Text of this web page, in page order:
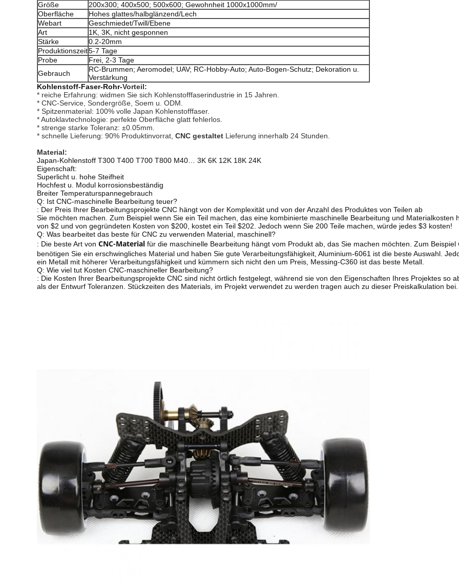
Größe
200x300; 400x500; 500x600; Gewohnheit 1000x1000mm/
Oberfläche
Hohes glattes/halbglänzend/Lech
Webart
Geschmiedet/Twill/Ebene
Art
1K, 3K, nicht gesponnen
Stärke
0.2-20mm
Produktionszeit5-7 Tage
Probe
Frei, 2-3 Tage
Gebrauch
RC-Brummen; Aeromodel; UAV; RC-Hobby-Auto; Auto-Bogen-Schutz; Dekoration u.
Verstärkung
Kohlenstoff-Faser-Rohr-Vorteil:
* reiche Erfahrung: widmen Sie sich Kohlenstofffaserindustrie in 15 Jahren.
* CNC-Service, Sondergröße, Soem u. ODM.
* Spitzenmaterial: 100% volle Japan Kohlenstofffaser.
* Autoklavtechnologie: perfekte Oberfläche glatt fehlerlos.
* strenge starke Toleranz: ±0.05mm.
* schnelle Lieferung: 90% Produktinvorrat, CNC gestaltet Lieferung innerhalb 24 Stunden.
Material:
Japan-Kohlenstoff T300 T400 T700 T800 M40… 3K 6K 12K 18K 24K
Eigenschaft:
Superlicht u. hohe Steifheit
Hochfest u. Modul korrosionsbeständig
Breiter Temperaturspannegebrauch
Q: Ist CNC-maschinelle Bearbeitung teuer?
: Der Preis Ihrer Bearbeitungsprojekte CNC hängt von der Komplexität und von der Anzahl des Produktes von Teilen ab
Sie möchten machen. Zum Beispiel wenn Sie ein Teil machen, das eine kombinierte maschinelle Bearbeitung und Materialkosten
von $2 und von gegründeten Kosten von $200, kostet ein Teil $202. Jedoch wenn Sie 200 Teile machen, würde jedes $3 kosten!
Q: Was bearbeitet das beste für CNC zu verwenden Material, maschinell?
: Die beste Art von CNC-Material für die maschinelle Bearbeitung hängt vom Produkt ab, das Sie machen möchten. Zum Beispiel
benötigen Sie ein erschwingliches Material und haben Sie gute Verarbeitungsfähigkeit, Aluminium-6061 ist die beste Auswahl.
ein Metall mit höherer Verarbeitungsfähigkeit und kümmern sich nicht den um Preis, Messing-C360 ist das beste Metall.
Q: Wie viel tut Kosten CNC-maschineller Bearbeitung?
: Die Kosten Ihrer Bearbeitungsprojekte CNC sind nicht örtlich festgelegt, während sie von den Eigenschaften Ihres Projektes so
als der Entwurf Toleranzen. Stückzeiten des Materials, im Projekt verwendet zu werden tragen auch zu dieser Preiskalkulation bei.